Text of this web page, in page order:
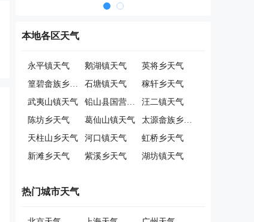
本地各区天气
永平镇天气 鹅湖镇天气
英将乡天气
篁碧畲族乡天气
石塘镇天气
稼轩乡天气
武夷山镇天气
铅山县国营森林苗圃天气
汪二镇天气
陈坊乡天气
葛仙山镇天气
太源畲族乡天气
天柱山乡天气
河口镇天气
虹桥乡天气
新滩乡天气
紫溪乡天气 湖坊镇天气
热门城市天气